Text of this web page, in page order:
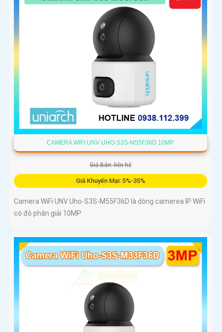
CAMERA WIFI UNV UHO-S3S-M55F36D 10MP
Giá Bán: liên hệ
Giá Khuyến Mại: 5%-35%
Camera WiFi UNV Uho-S3S-M55F36D là dòng camerea IP WiFi
có độ phân giải 10MP